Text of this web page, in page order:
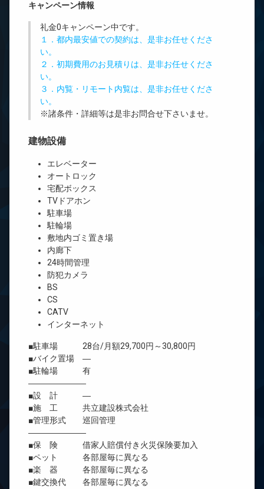
キャンペーン情報
礼金0キャンペーン中です。
１．都内最安値での契約は、是非お任せくださ
い。
２．初期費用のお見積りは、是非お任せくださ
い。
３．内覧・リモート内覧は、是非お任せくださ
い。
※諸条件・詳細等は是非お問合せ下さいませ。
建物設備
エレベーター
オートロック
宅配ボックス
TVドアホン
駐車場
駐輪場
敷地内ゴミ置き場
内廊下
24時間管理
防犯カメラ
BS
CS
CATV
インターネット
■駐車場 28台/月額29,700円～30,800円
■バイク置場 ―
■駐輪場 有
―――――――
■設 計 ―
■施 工 共立建設株式会社
■管理形式 巡回管理
―――――――
■保 険 借家人賠償付き火災保険要加入
■ペット 各部屋毎に異なる
■楽 器 各部屋毎に異なる
■鍵交換代 各部屋毎に異なる